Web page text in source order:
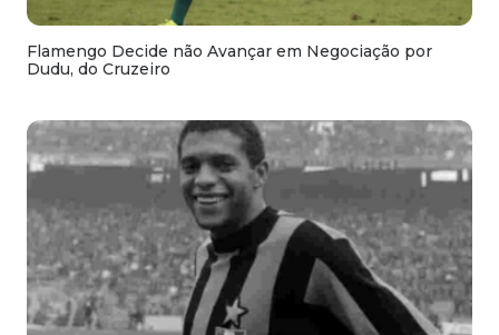
Flamengo Decide não Avançar em Negociação por
Dudu, do Cruzeiro